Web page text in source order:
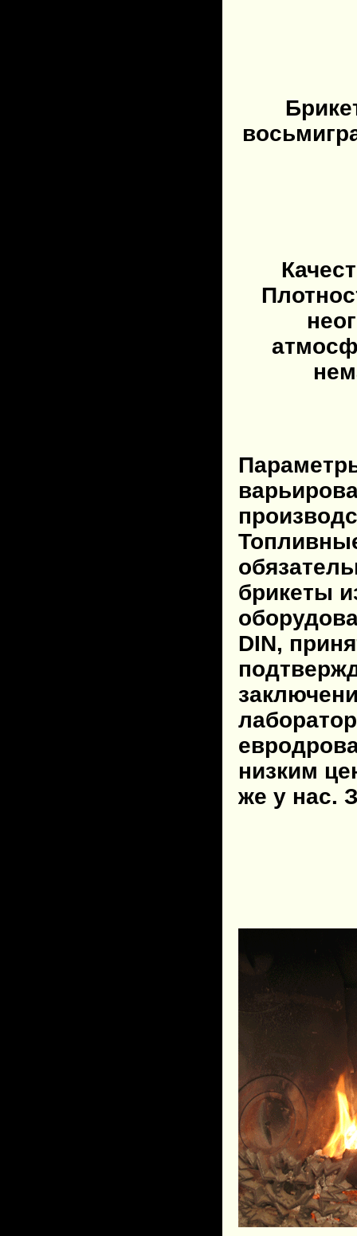
брикеты
DIN,
низким
же у нас.